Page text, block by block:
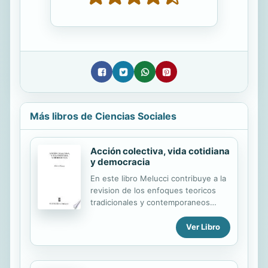
Más libros de Ciencias Sociales
Acción colectiva, vida cotidiana
y democracia
En este libro Melucci contribuye a la
revision de los enfoques teoricos
tradicionales y contemporaneos
una propuesta conceptual y
metodologica que ubica a la accion
destaca los principales problemas
Ver Libro